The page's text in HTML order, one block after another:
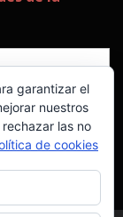
ya la
garantizar el
nuestros
las no
de cookies